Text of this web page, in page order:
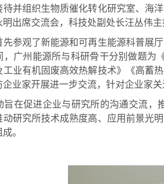
待并组织生物质催化转化研究室、海
明出席交流会，科技处副处长汪丛伟
先参观了新能源和可再生能源科普展
，广州能源所与科研骨干分别做题为
工业有机固废高效热解技术》《高蓄
企业家开展进一步交流，针对企业家
旨在促进企业与研究所的沟通交流
动研究所技术成熟度高、应用前景光
。